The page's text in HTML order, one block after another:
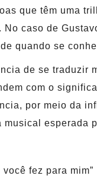
que têm uma
caso de
quando se
de se traduzir
com o
por meio da
musical esperada
fez para mim”